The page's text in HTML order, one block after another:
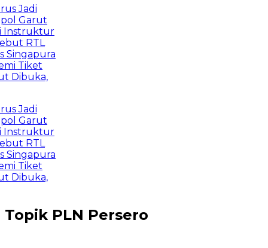
Jadi
Garut
RTL
Tiket
Dibuka,
Jadi
Garut
RTL
Tiket
Dibuka,
Topik PLN Persero